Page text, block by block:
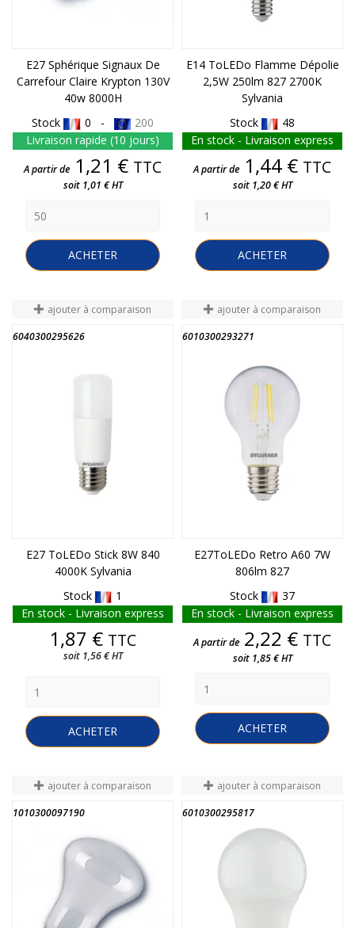
E27 Sphérique Signaux De
Carrefour Claire Krypton 130V
40w 8000H
Stock
0 -
200
Livraison rapide (10 jours)
Prix
A partir de 1,21 € TTC
soit 1,01 € HT
ACHETER
E14 ToLEDo Flamme Dépolie
2,5W 250lm 827 2700K
Sylvania
Stock
48
En stock - Livraison express
Prix
A partir de 1,44 € TTC
soit 1,20 € HT
ACHETER
ajouter à comparaison
6040300295626
FIN DE STOCK
E27 ToLEDo Stick 8W 840
4000K Sylvania
Stock
1
En stock - Livraison express
Prix
1,87 € TTC
soit 1,56 € HT
ACHETER
ajouter à comparaison
6010300293271
FIN DE STOCK
E27ToLEDo Retro A60 7W
806lm 827
Stock
37
En stock - Livraison express
Prix
A partir de 2,22 € TTC
soit 1,85 € HT
ACHETER
ajouter à comparaison
1010300097190
FIN DE STOCK
ajouter à comparaison
6010300295817
FIN DE STOCK